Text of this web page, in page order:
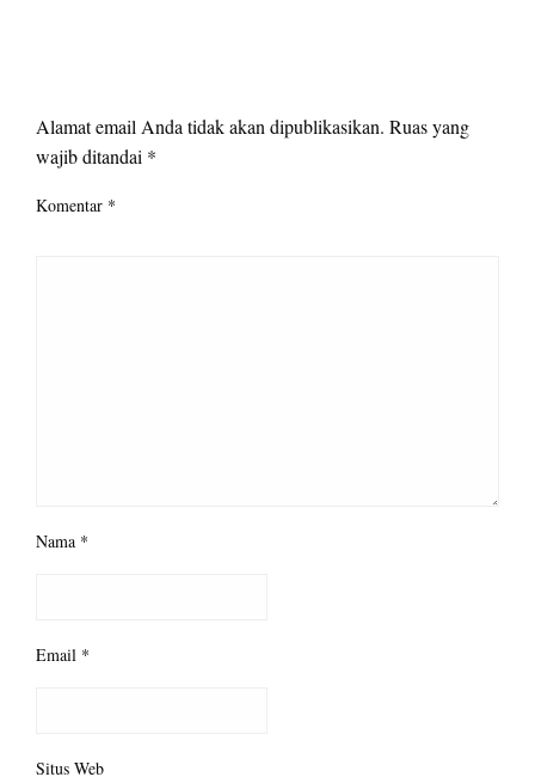
Alamat email Anda tidak akan dipublikasikan. Ruas yang
wajib ditandai *
Komentar *
Nama *
Email *
Situs Web